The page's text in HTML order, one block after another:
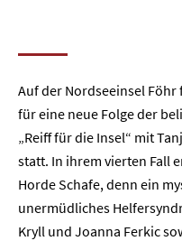
Auf der Nordseeinsel
für eine neue Folge der
„Reiff für die Insel“ mit
statt. In ihrem vierten Fall
Horde Schafe, denn ein
unermüdliches
Kryll und Joanna Ferkic